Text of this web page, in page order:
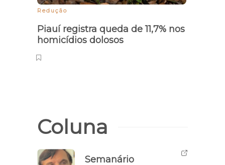
Redução
Piauí registra queda de 11,7% nos
homicídios dolosos
Coluna
Semanário